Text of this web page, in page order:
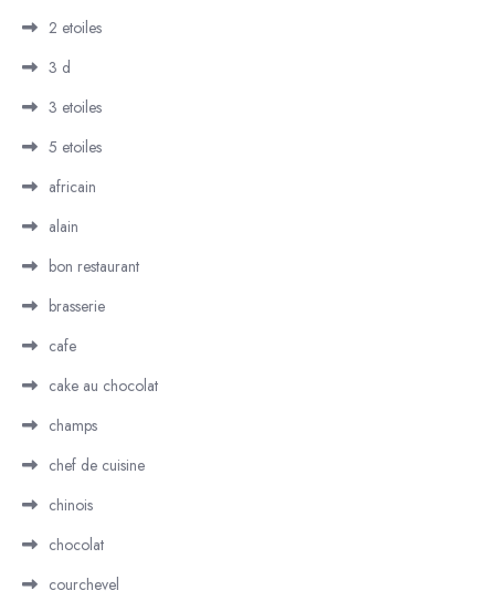
2 etoiles
3 d
3 etoiles
5 etoiles
africain
alain
bon restaurant
brasserie
cafe
cake au chocolat
champs
chef de cuisine
chinois
chocolat
courchevel